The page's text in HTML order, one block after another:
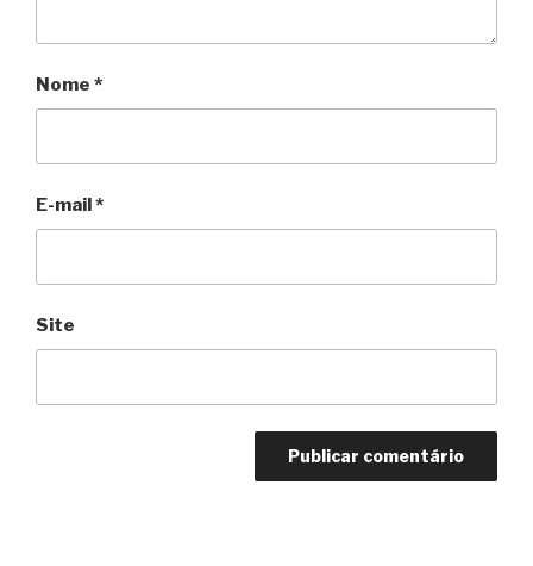
Nome *
E-mail*
Site